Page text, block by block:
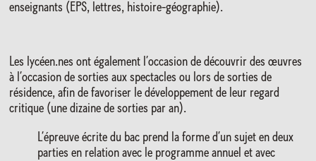
enseignants (EPS, lettres, histoire-géographie).
Les lycéen.nes ont également l’occasion de découvrir des œuvres
à l’occasion de sorties aux spectacles ou lors de sorties de
résidence, afin de favoriser le développement de leur regard
critique (une dizaine de sorties par an).
L’épreuve écrite du bac prend la forme d’un sujet en deux
parties en relation avec le programme annuel et avec